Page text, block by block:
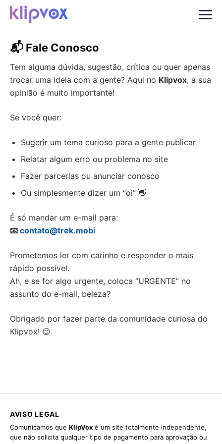
📬 Fale Conosco
Tem alguma dúvida, sugestão, crítica ou quer apenas
trocar uma ideia com a gente? Aqui no Klipvox, a sua
opinião é muito importante!
Se você quer:
Sugerir um tema curioso para a gente publicar
Relatar algum erro ou problema no site
Fazer parcerias ou anunciar conosco
Ou simplesmente dizer um “oi” 👋
É só mandar um e-mail para:
📧 contato@trek.mobi
Prometemos ler com carinho e responder o mais
rápido possível.
Ah, e se for algo urgente, coloca “URGENTE” no
assunto do e-mail, beleza?
Obrigado por fazer parte da comunidade curiosa do
Klipvox! 😉
AVISO LEGAL
Comunicamos que KlipVox é um site totalmente independente,
que não solicita qualquer tipo de pagamento para aprovação ou